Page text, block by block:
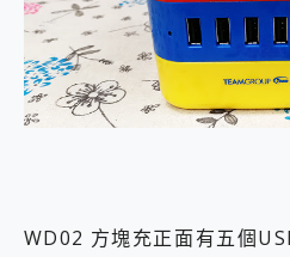
WD02 方塊充正面有五個